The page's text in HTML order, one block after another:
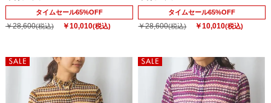
タイムセール65%OFF
￥28,600(税込) ￥10,010(税込)
タイムセール65%OFF
￥28,600(税込) ￥10,010(税込)